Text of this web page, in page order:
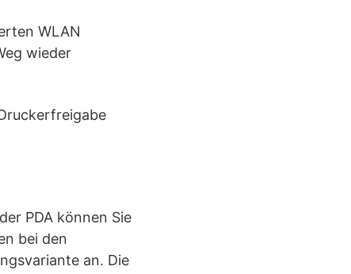
WLAN
wieder
PDA können Sie
bei den
an. Die